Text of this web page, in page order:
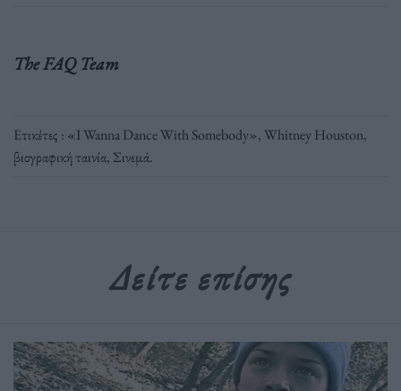
The FAQ Team
Ετικέτες : «I Wanna Dance With Somebody»,Whitney Houston,
βιογραφική ταινία, Σινεμά.
Δείτε επίσης